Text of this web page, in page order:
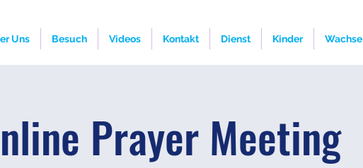
Uns Besuch Videos Kontakt Dienst Kinder Wachse
Prayer Meeting